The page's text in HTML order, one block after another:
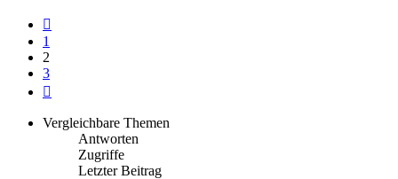
1
2
3
Vergleichbare Themen
Antworten
Zugriffe
Letzter Beitrag